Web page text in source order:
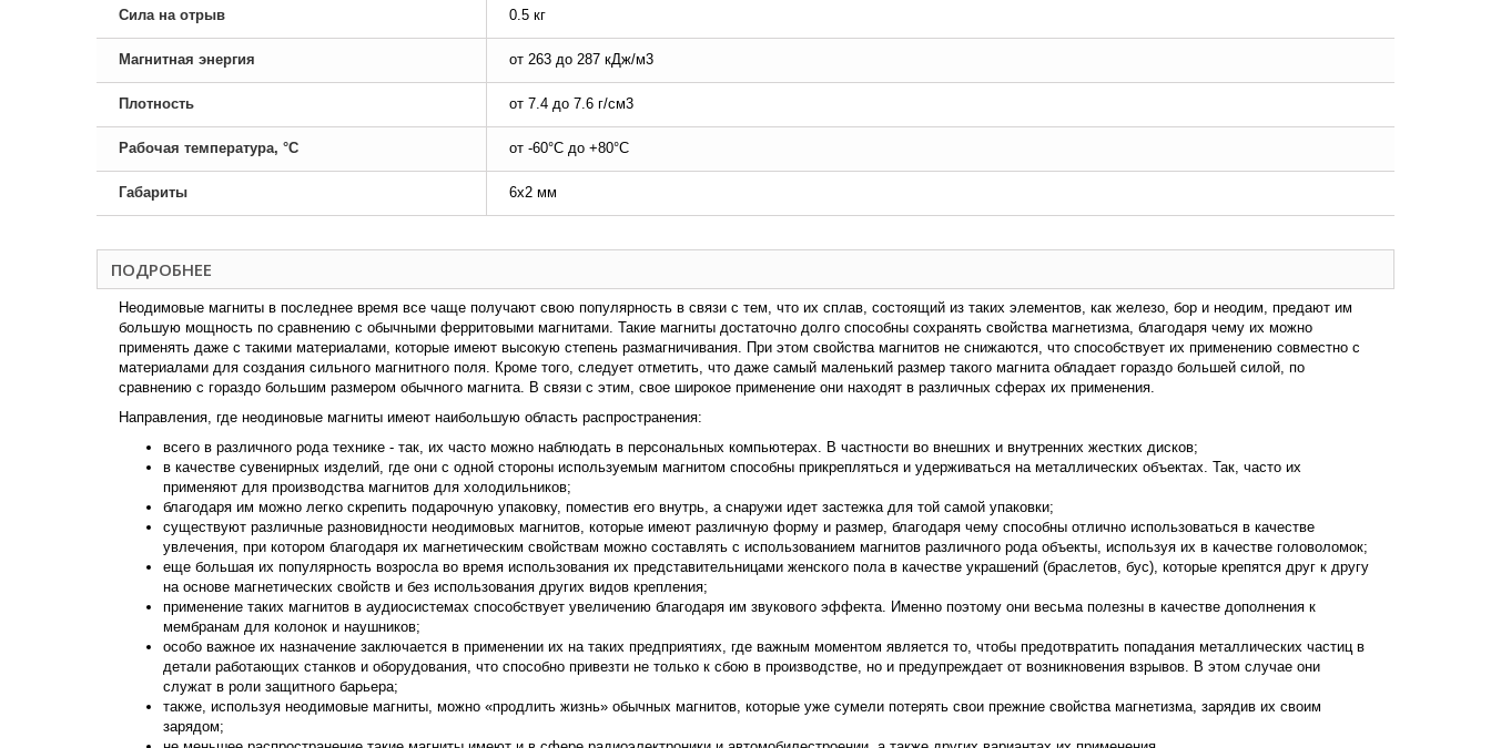
Сила на отрыв 0.5 кг
Магнитная энергия от 263 до 287 кДж/м3
Плотность от 7.4 до 7.6 г/см3
Рабочая температура, °C от -60°C до +80°C
Габариты 6х2 мм
ПОДРОБНЕЕ
Неодимовые магниты в последнее время все чаще получают свою популярность в связи с тем, что их сплав, состоящий из таких элементов, как железо, бор и неодим, предают им
большую мощность по сравнению с обычными ферритовыми магнитами. Такие магниты достаточно долго способны сохранять свойства магнетизма, благодаря чему их можно
применять даже с такими материалами, которые имеют высокую степень размагничивания. При этом свойства магнитов не снижаются, что способствует их применению совместно с
материалами для создания сильного магнитного поля. Кроме того, следует отметить, что даже самый маленький размер такого магнита обладает гораздо большей силой, по
сравнению с гораздо большим размером обычного магнита. В связи с этим, свое широкое применение они находят в различных сферах их применения.
Направления, где неодиновые магниты имеют наибольшую область распространения:
всего в различного рода технике - так, их часто можно наблюдать в персональных компьютерах. В частности во внешних и внутренних жестких дисков;
в качестве сувенирных изделий, где они с одной стороны используемым магнитом способны прикрепляться и удерживаться на металлических объектах. Так, часто их
применяют для производства магнитов для холодильников;
благодаря им можно легко скрепить подарочную упаковку, поместив его внутрь, а снаружи идет застежка для той самой упаковки;
существуют различные разновидности неодимовых магнитов, которые имеют различную форму и размер, благодаря чему способны отлично использоваться в качестве
увлечения, при котором благодаря их магнетическим свойствам можно составлять с использованием магнитов различного рода объекты, используя их в качестве головоломок;
еще большая их популярность возросла во время использования их представительницами женского пола в качестве украшений (браслетов, бус), которые крепятся друг к другу
на основе магнетических свойств и без использования других видов крепления;
применение таких магнитов в аудиосистемах способствует увеличению благодаря им звукового эффекта. Именно поэтому они весьма полезны в качестве дополнения к
мембранам для колонок и наушников;
особо важное их назначение заключается в применении их на таких предприятиях, где важным моментом является то, чтобы предотвратить попадания металлических частиц в
детали работающих станков и оборудования, что способно привезти не только к сбою в производстве, но и предупреждает от возникновения взрывов. В этом случае они
служат в роли защитного барьера;
также, используя неодимовые магниты, можно «продлить жизнь» обычных магнитов, которые уже сумели потерять свои прежние свойства магнетизма, зарядив их своим
зарядом;